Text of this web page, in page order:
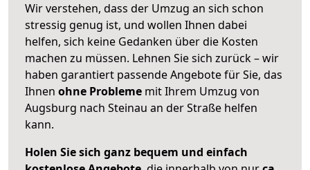
Wir verstehen, dass der Umzug an sich schon
stressig genug ist, und wollen Ihnen dabei
helfen, sich keine Gedanken über die Kosten
machen zu müssen. Lehnen Sie sich zurück – wir
haben garantiert passende Angebote für Sie, das
Ihnen ohne Probleme mit Ihrem Umzug von
Augsburg nach Steinau an der Straße helfen
kann.
Holen Sie sich ganz bequem und einfach